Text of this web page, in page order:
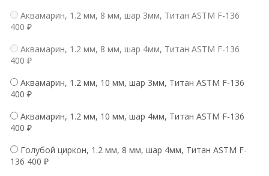
Аквамарин, 1.2 мм, 8 мм, шар 3мм, Титан ASTM F-136
400 ₽
Аквамарин, 1.2 мм, 8 мм, шар 4мм, Титан ASTM F-136
400 ₽
Аквамарин, 1.2 мм, 10 мм, шар 3мм, Титан ASTM F-136
400 ₽
Аквамарин, 1.2 мм, 10 мм, шар 4мм, Титан ASTM F-136
400 ₽
Голубой циркон, 1.2 мм, 8 мм, шар 4мм, Титан ASTM F-
136 400 ₽